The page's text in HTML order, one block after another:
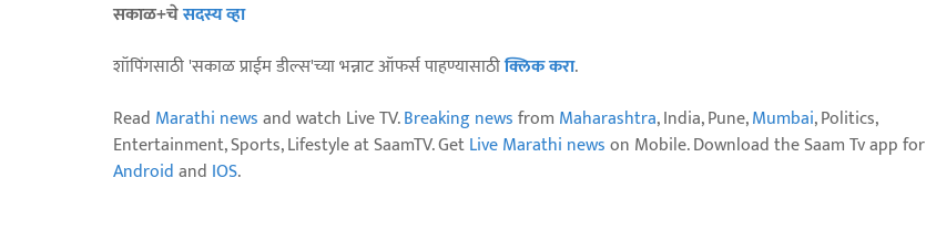
सकाळ+चेसदस्य व्हा
शॉपिंगसाठी 'सकाळ प्राईम डील्स'च्या भन्नाट ऑफर्स पाहण्यासाठीक्लिक करा.
Read Marathi newsand watch Live TV.Breaking newsfrom Maharashtra, India, Pune,Mumbai, Politics,
Entertainment, Sports, Lifestyle at SaamTV. GetLive Marathi newson Mobile. Download the Saam Tv app for
Androidand IOS.